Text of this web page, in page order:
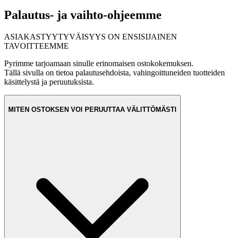
Palautus- ja vaihto-ohjeemme
ASIAKASTYYTYVÄISYYS ON ENSISIJAINEN
TAVOITTEEMME
Pyrimme tarjoamaan sinulle erinomaisen ostokokemuksen.
Tällä sivulla on tietoa palautusehdoista, vahingoittuneiden tuotteiden
käsittelystä ja peruutuksista.
MITEN OSTOKSEN VOI PERUUTTAA VÄLITTÖMÄSTI